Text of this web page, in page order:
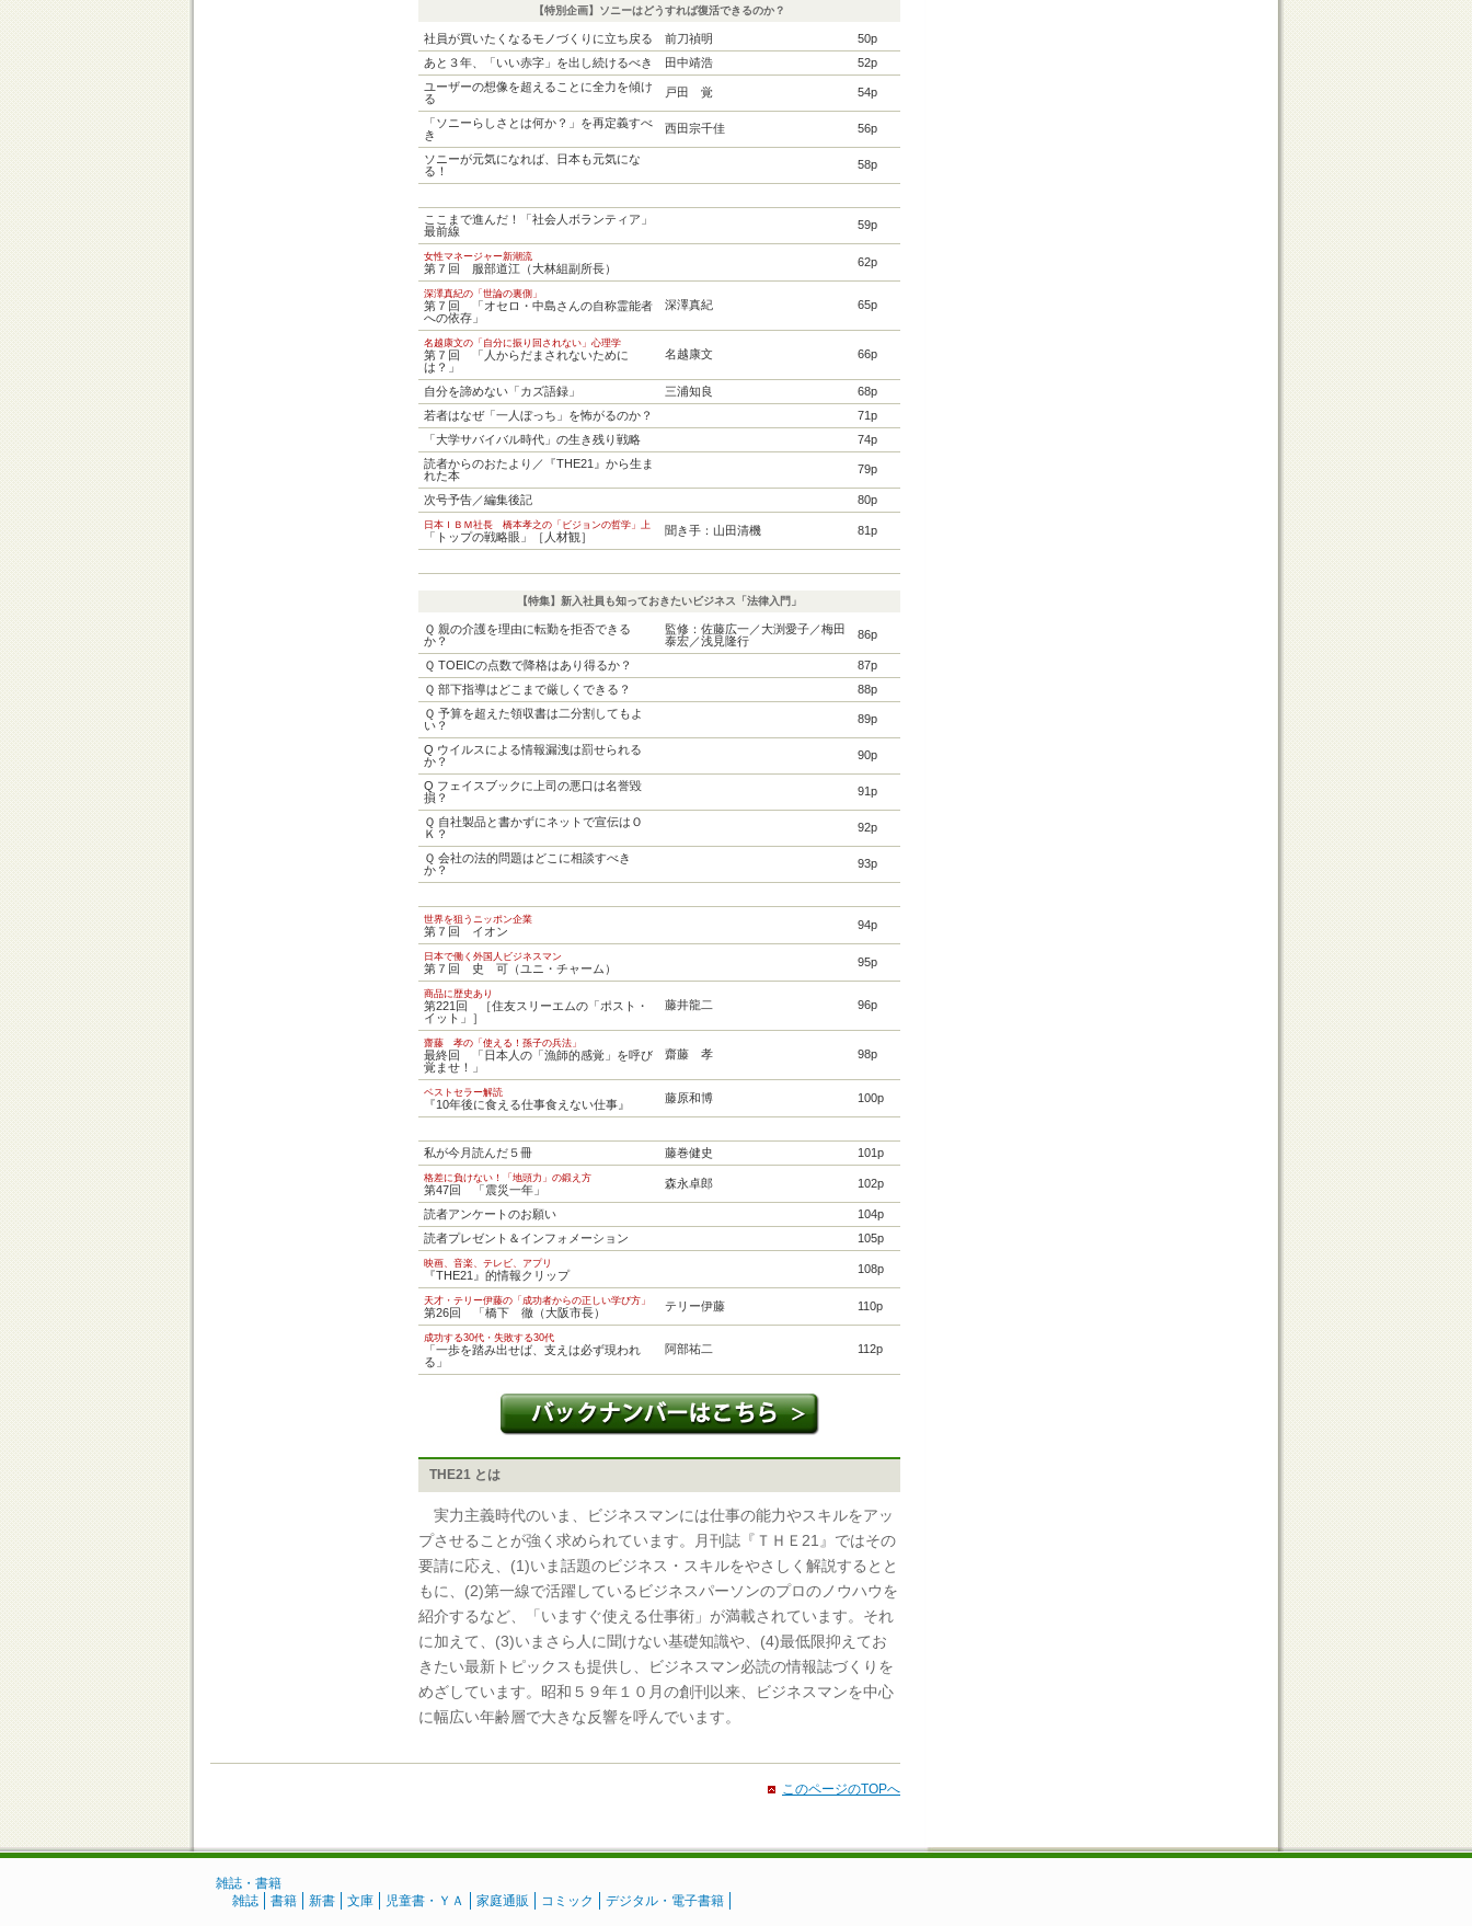
【特別企画】ソニーはどうすれば復活できるのか？
社員が買いたくなるモノづくりに立ち戻る 前刀禎明
50p
あと３年、「いい赤字」を出し続けるべき
田中靖浩
52p
ユーザーの想像を超えることに全力を傾け
る
戸田 覚 54p
「ソニーらしさとは何か？」を再定義すべ
き
西田宗千佳 56p
ソニーが元気になれば、日本も元気にな
る！
58p
ここまで進んだ！「社会人ボランティア」
最前線
59p
女性マネージャー新潮流
第７回 服部道江（大林組副所長） 62p
深澤真紀の「世論の裏側」
第７回 「オセロ・中島さんの自称霊能者
への依存」
深澤真紀 65p
名越康文の「自分に振り回されない」心理学
第７回 「人からだまされないために
は？」
名越康文 66p
自分を諦めない「カズ語録」 三浦知良
68p
若者はなぜ「一人ぼっち」を怖がるのか？
71p
「大学サバイバル時代」の生き残り戦略
74p
読者からのおたより／『THE21』から生ま
れた本
79p
次号予告／編集後記 80p
日本ＩＢＭ社長 橋本孝之の「ビジョンの哲学」上
「トップの戦略眼」［人材観］ 聞き手：山田清機 81p
【特集】新入社員も知っておきたいビジネス「法律入門」
Ｑ 親の介護を理由に転勤を拒否できる
か？
監修：佐藤広一／大渕愛子／梅田
泰宏／浅見隆行
86p
Ｑ TOEICの点数で降格はあり得るか？
87p
Ｑ 部下指導はどこまで厳しくできる？
88p
Ｑ 予算を超えた領収書は二分割してもよ
い？
89p
Q ウイルスによる情報漏洩は罰せられる
か？
90p
Q フェイスブックに上司の悪口は名誉毀
損？
91p
Ｑ 自社製品と書かずにネットで宣伝はＯ
Ｋ？
92p
Ｑ 会社の法的問題はどこに相談すべき
か？
93p
世界を狙うニッポン企業
第７回 イオン 94p
日本で働く外国人ビジネスマン
第７回 史 可（ユニ・チャーム） 95p
商品に歴史あり
第221回 ［住友スリーエムの「ポスト・
イット」］
藤井龍二 96p
齋藤 孝の「使える！孫子の兵法」
最終回 「日本人の「漁師的感覚」を呼び
覚ませ！」
齋藤 孝 98p
ベストセラー解読
『10年後に食える仕事食えない仕事』 藤原和博 100p
私が今月読んだ５冊 藤巻健史 101p
格差に負けない！「地頭力」の鍛え方
第47回 「震災一年」 森永卓郎 102p
読者アンケートのお願い
104p
読者プレゼント＆インフォメーション
105p
映画、音楽、テレビ、アプリ
『THE21』的情報クリップ 108p
天才・テリー伊藤の「成功者からの正しい学び方」
第26回 「橋下 徹（大阪市長） テリー伊藤 110p
成功する30代・失敗する30代
「一歩を踏み出せば、支えは必ず現われ
る」
阿部祐二 112p
THE21 とは
実力主義時代のいま、ビジネスマンには仕事の能力やスキルをアッ
プさせることが強く求められています。月刊誌『ＴＨＥ21』ではその
要請に応え、(1)いま話題のビジネス・スキルをやさしく解説するとと
もに、(2)第一線で活躍しているビジネスパーソンのプロのノウハウを
紹介するなど、「いますぐ使える仕事術」が満載されています。それ
に加えて、(3)いまさら人に聞けない基礎知識や、(4)最低限抑えてお
きたい最新トピックスも提供し、ビジネスマン必読の情報誌づくりを
めざしています。昭和５９年１０月の創刊以来、ビジネスマンを中心
に幅広い年齢層で大きな反響を呼んでいます。
このページのTOPへ
雑誌・書籍
雑誌
書籍 新書 文庫 児童書・ＹＡ 家庭通販 コミック デジタル・電子書籍